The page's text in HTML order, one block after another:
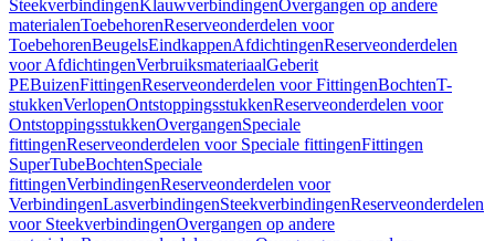
SteekverbindingenKlauwverbindingenOvergangen op andere
materialenToebehorenReserveonderdelen voor
ToebehorenBeugelsEindkappenAfdichtingenReserveonderdelen
voor AfdichtingenVerbruiksmateriaalGeberit
PEBuizenFittingenReserveonderdelen voor FittingenBochtenT-
stukkenVerlopenOntstoppingsstukkenReserveonderdelen voor
OntstoppingsstukkenOvergangenSpeciale
fittingenReserveonderdelen voor Speciale fittingenFittingen
SuperTubeBochtenSpeciale
fittingenVerbindingenReserveonderdelen voor
VerbindingenLasverbindingenSteekverbindingenReserveonderdelen
voor SteekverbindingenOvergangen op andere